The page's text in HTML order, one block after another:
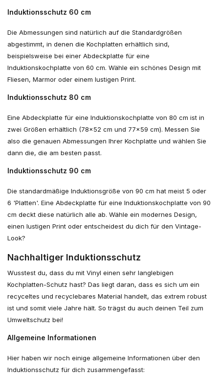
Induktionsschutz 60 cm
Die Abmessungen sind natürlich auf die Standardgrößen
abgestimmt, in denen die Kochplatten erhältlich sind,
beispielsweise bei einer Abdeckplatte für eine
Induktionskochplatte von 60 cm. Wähle ein schönes Design mit
Fliesen, Marmor oder einem lustigen Print.
Induktionsschutz 80 cm
Eine Abdeckplatte für eine Induktionskochplatte von 80 cm ist in
zwei Größen erhältlich (78x52 cm und 77x59 cm). Messen Sie
also die genauen Abmessungen Ihrer Kochplatte und wählen Sie
dann die, die am besten passt.
Induktionsschutz 90 cm
Die standardmäßige Induktionsgröße von 90 cm hat meist 5 oder
6 'Platten'. Eine Abdeckplatte für eine Induktionskochplatte von 90
cm deckt diese natürlich alle ab. Wähle ein modernes Design,
einen lustigen Print oder entscheidest du dich für den Vintage-
Look?
Nachhaltiger Induktionsschutz
Wusstest du, dass du mit Vinyl einen sehr langlebigen
Kochplatten-Schutz hast? Das liegt daran, dass es sich um ein
recyceltes und recyclebares Material handelt, das extrem robust
ist und somit viele Jahre hält. So trägst du auch deinen Teil zum
Umweltschutz bei!
Allgemeine Informationen
Hier haben wir noch einige allgemeine Informationen über den
Induktionsschutz für dich zusammengefasst: